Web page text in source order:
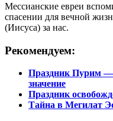
Мессианские евреи
спасении для вечной
(Иисуса) за нас.
Рекомендуем:
Праздник Пурим —
значение
Праздник
Тайна в Мегилат